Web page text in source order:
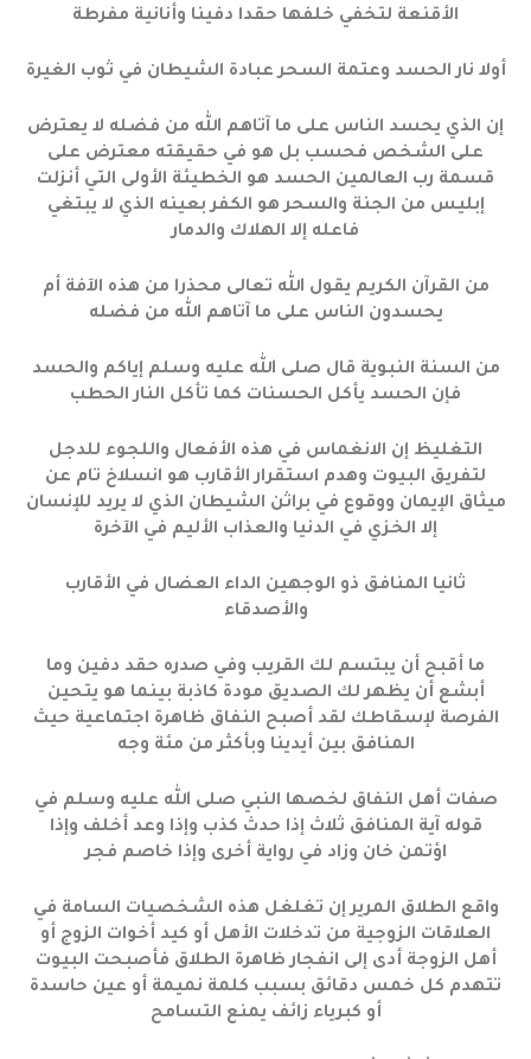
الأقنعة لتخفي خلفها حقدا دفينا وأنانية مفرطة
أولا نار الحسد وعتمة السحر عبادة الشيطان في ثوب الغيرة
إن الذي يحسد الناس على ما آتاهم الله من فضله لا يعترض
على الشخص فحسب بل هو في حقيقته معترض على
قسمة رب العالمين الحسد هو الخطيئة الأولى التي أنزلت
إبليس من الجنة والسحر هو الكفر بعينه الذي لا يبتغي
فاعله إلا الهلاك والدمار
من القرآن الكريم يقول الله تعالى محذرا من هذه الآفة أم
يحسدون الناس على ما آتاهم الله من فضله
من السنة النبوية قال صلى الله عليه وسلم إياكم والحسد
فإن الحسد يأكل الحسنات كما تأكل النار الحطب
التغليظ إن الانغماس في هذه الأفعال واللجوء للدجل
لتفريق البيوت وهدم استقرار الأقارب هو انسلاخ تام عن
ميثاق الإيمان ووقوع في براثن الشيطان الذي لا يريد للإنسان
إلا الخزي في الدنيا والعذاب الأليم في الآخرة
ثانيا المنافق ذو الوجهين الداء العضال في الأقارب
والأصدقاء
ما أقبح أن يبتسم لك القريب وفي صدره حقد دفين وما
أبشع أن يظهر لك الصديق مودة كاذبة بينما هو يتحين
الفرصة لإسقاطك لقد أصبح النفاق ظاهرة اجتماعية حيث
المنافق بين أيدينا وبأكثر من مئة وجه
صفات أهل النفاق لخصها النبي صلى الله عليه وسلم في
قوله آية المنافق ثلاث إذا حدث كذب وإذا وعد أخلف وإذا
اؤتمن خان وزاد في رواية أخرى وإذا خاصم فجر
واقع الطلاق المرير إن تغلغل هذه الشخصيات السامة في
العلاقات الزوجية من تدخلات الأهل أو كيد أخوات الزوج أو
أهل الزوجة أدى إلى انفجار ظاهرة الطلاق فأصبحت البيوت
تتهدم كل خمس دقائق بسبب كلمة نميمة أو عين حاسدة
أو كبرياء زائف يمنع التسامح